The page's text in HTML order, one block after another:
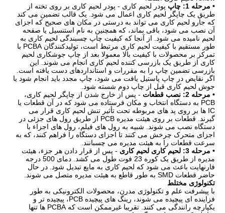
• مرحله 1: چاپ
پودر لحیم کاری - پودر لحیم کاری بر روی تخته از
طریق یک چاپگر لحیم کاری اعمال می شود. یک قالب تضمین می کند
که جارو لحیم کاری می تواند به درستی در مکان های صحیح که اجزای
آن نصب می شود، باقی بماند، که همچنین به نام استنسیل یا صفحه
لحیم نامیده می شود. از آنجا که کیفیت چاپ چسبندگی لحیم کاری به
طور مستقیم با کیفیت لحیم کاری مرتبط است، تولیدکنندگان PCBA با
تمرکز بر محصولات با کیفیت بالا معمولا بعد از چاپ جوشکاری لحیم
کاری از طریق یک بازرسی کننده لحیم کاری انجام می شوند. این
بازرسی تضمین چاپ را به مقررات و استانداردهای دست یافته است.
اگر نقایص در چاپ پاستیل یافت می شود، چاپ مجدد باید انجام شود یا
جوش لحیم کاری قبل از چاپ دوم شسته شود.
• مرحله 2: نصب قطعات
- پس از خارج شدن از چاپگر لحیم کاری،
PCB به دستگاه انتخاب و مکان فرستاده می شود که در آن قطعات یا
IC ها بر روی پد های مربوطه تحت تأثیر تنش لحیم کاری قرار می
گیرند. قطعات بر روی هیئت مدیره PCB از طریق رول های جزئی در
دستگاه نصب می شوند. شبیه به رول های فیلم، رول های اجزاء با
اجزای متحرک چرخش می کنند تا اجزای دستگاه را فراهم کنند، که به
سرعت قطعات را به هیئت مدیره می چسبانند.
• مرحله 3: لحیم کاری لحیم کاری
- پس از قرار دادن هر جزء، هیئت
مدیره از طریق یک کوره 23 فوت طول می کشد. دمای 500 درجه
فارنهایت باعث می شود که لحیم کاری به مایع تبدیل شود. در حال
حاضر قطعات SMD به طور قاطع به هیئت مدیره متصل می شوند.
تکنولوژی مختلط
با پیشرفت علم و تکنولوژی مدرن، محصولات الکترونیکی به طور
فزاینده ای پیچیده می شوند، رینگ های پیچیده PCB، پیچیده تر و
یکپارچه رانندگی می کنند. تقریبا غیرممکن است که PCBA ها تنها